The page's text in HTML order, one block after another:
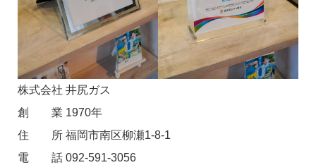
株式会社 井尻ガス
創 業 1970年
住 所 福岡市南区柳瀬1-8-1
電 話 092-591-3056